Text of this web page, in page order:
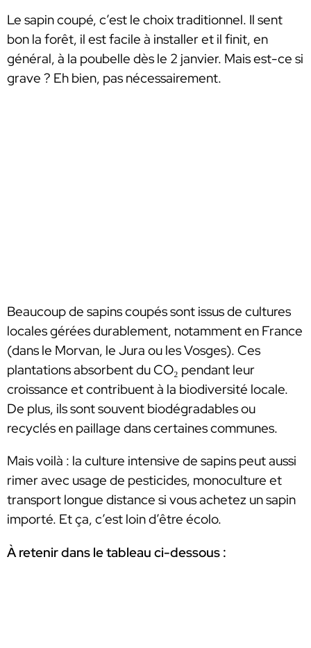
Le sapin coupé, c’est le choix traditionnel. Il sent
bon la forêt, il est facile à installer et il finit, en
général, à la poubelle dès le 2 janvier. Mais est-ce si
grave ? Eh bien, pas nécessairement.
Beaucoup de sapins coupés sont issus de cultures
locales gérées durablement, notamment en France
(dans le Morvan, le Jura ou les Vosges). Ces
plantations absorbent du CO₂ pendant leur
croissance et contribuent à la biodiversité locale.
De plus, ils sont souvent biodégradables ou
recyclés en paillage dans certaines communes.
Mais voilà : la culture intensive de sapins peut aussi
rimer avec usage de pesticides, monoculture et
transport longue distance si vous achetez un sapin
importé. Et ça, c’est loin d’être écolo.
À retenir dans le tableau ci-dessous :